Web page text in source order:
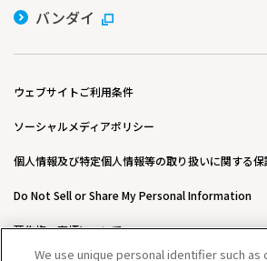
バンダイ
ウェブサイトご利用条件
ソーシャルメディアポリシー
個人情報及び特定個人情報等の取り扱いに関する
Do Not Sell or Share My Personal Information
著作権・商標について
We use unique personal identifier such as